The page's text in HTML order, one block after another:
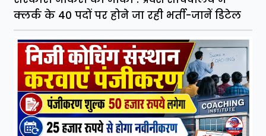
क्लर्क के 40 पदों पर होने जा रही भर्ती-जानें डिटेल